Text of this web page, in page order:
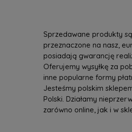
Sprzedawane produkty
przeznaczone na nasz,
posiadają gwarancję
Oferujemy wysyłkę za
inne popularne formy
Jesteśmy polskim
Polski. Działamy
zarówno online, jak i w